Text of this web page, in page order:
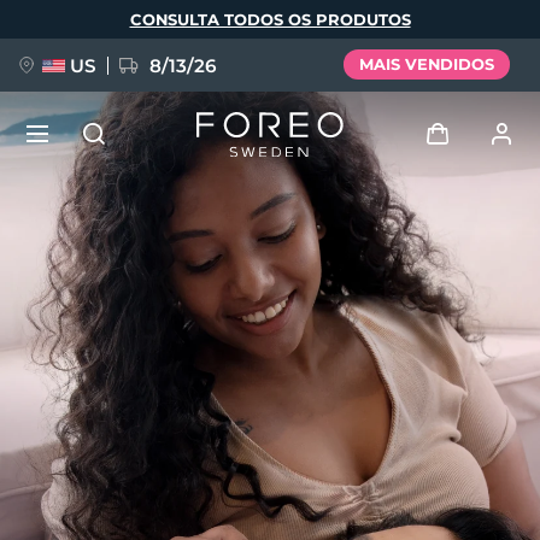
principal
CONSULTA TODOS OS PRODUTOS
US 8/13/26 MAIS VENDIDOS
Perfil de usuário
Meus aparelhos
Meus pedidos
Meus endereços
As minhas subscrições
NOVIDADE
FAQ™ Pure Beauty-Tech Elixir
BREAKING NEWS
issa™ Teeth Whitening Set
Idioma
English Deutsch
Español
Français
Italiano
Português
Polski
Svenska
Русский
Türkçe
简体中文 繁體中文